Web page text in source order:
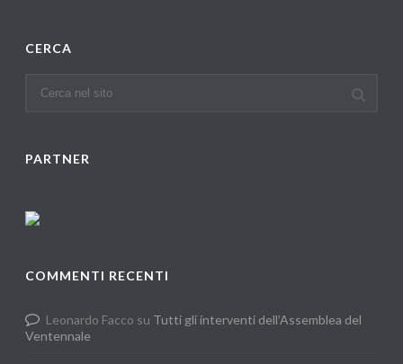
CERCA
PARTNER
COMMENTI RECENTI
Leonardo Facco su Tutti gli interventi dell’Assemblea del
Ventennale